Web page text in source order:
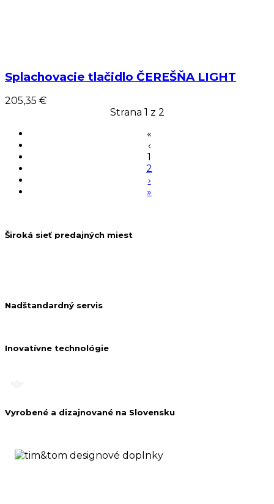
Splachovacie tlačidlo ČEREŠŇA LIGHT
205,35 €
Strana 1 z 2
«
‹
1
2
›
»
Široká sieť predajných miest
Nadštandardný servis
Inovatívne technológie
Vyrobené a dizajnované na Slovensku